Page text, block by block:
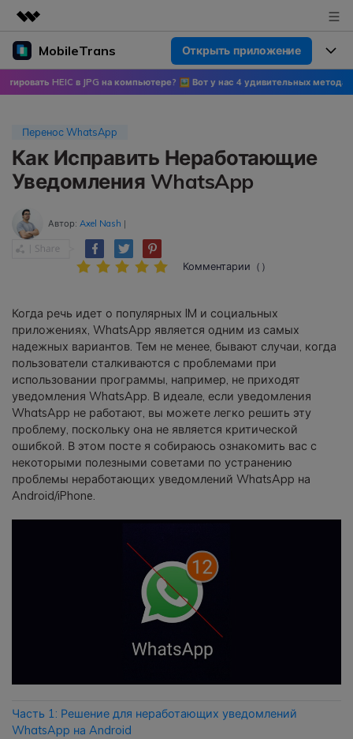
Рекомендуемые продукты
Цифровая креативность AIGC
Бизнес
О нас
Новости
Покупка
Поддержка
MobileTrans Открыть приложение
Продукты
ПК
Перенос данных WhatsApp
Переносите данные WhatsApp со
WhatsApp и других социальных
приложений на ПК и
Перенос данных смартфона
Передавайте сообщения,
фотографии, видео и многое
другое со смартфона на смартфон,
со смартфона на ПК и наоборот.
Резервное копирование и
восстановление
Создавайте резервные копии для
WhatsApp на ПК. С легкостью
копии.
Перенос плейлистов
НОВИНКА
Переносите музыкальные
плейлисты с одного потокового
Цены
Цены для версий Windows
Цены для Android
Скидки до 50%
Центр поддержки
Блог
Популярные темы
Конкурсы и мероприятияСкачать
HEIC в JPG на компьютере? 🖼 Вот у нас 4 удивительных метода!🍀
Перенос WhatsApp
Как Исправить Неработающие
Уведомления WhatsApp
Автор:Axel Nash |
Комментарии（）
Когда речь идет о популярных IM и социальных
приложениях, WhatsApp является одним из самых
надежных вариантов. Тем не менее, бывают случаи, когда
пользователи сталкиваются с проблемами при
использовании программы, например, не приходят
уведомления WhatsApp. В идеале, если уведомления
WhatsApp не работают, вы можете легко решить эту
проблему, поскольку она не является критической
ошибкой. В этом посте я собираюсь ознакомить вас с
некоторыми полезными советами по устранению
проблемы неработающих уведомлений WhatsApp на
Android/iPhone.
Часть 1: Решение для неработающих уведомлений
WhatsApp на Android